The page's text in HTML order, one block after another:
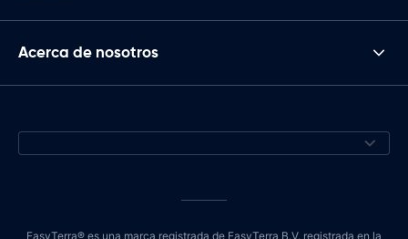
Acerca de nosotros
EasyTerra® es una marca registrada de EasyTerra B.V. registrada en la